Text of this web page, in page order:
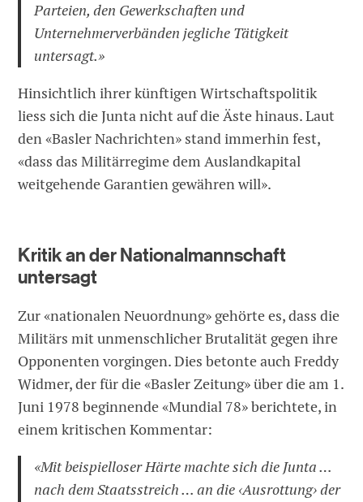
Parteien, den Gewerkschaften und
Unternehmerverbänden jegliche Tätigkeit
untersagt.»
Hinsichtlich ihrer künftigen Wirtschaftspolitik
liess sich die Junta nicht auf die Äste hinaus. Laut
den «Basler Nachrichten» stand immerhin fest,
«dass das Militärregime dem Auslandkapital
weitgehende Garantien gewähren will».
Kritik an der Nationalmannschaft
untersagt
Zur «nationalen Neuordnung» gehörte es, dass die
Militärs mit unmenschlicher Brutalität gegen ihre
Opponenten vorgingen. Dies betonte auch Freddy
Widmer, der für die «Basler Zeitung» über die am 1.
Juni 1978 beginnende «Mundial 78» berichtete, in
einem kritischen Kommentar:
«Mit beispielloser Härte machte sich die Junta …
nach dem Staatsstreich … an die ‹Ausrottung› der